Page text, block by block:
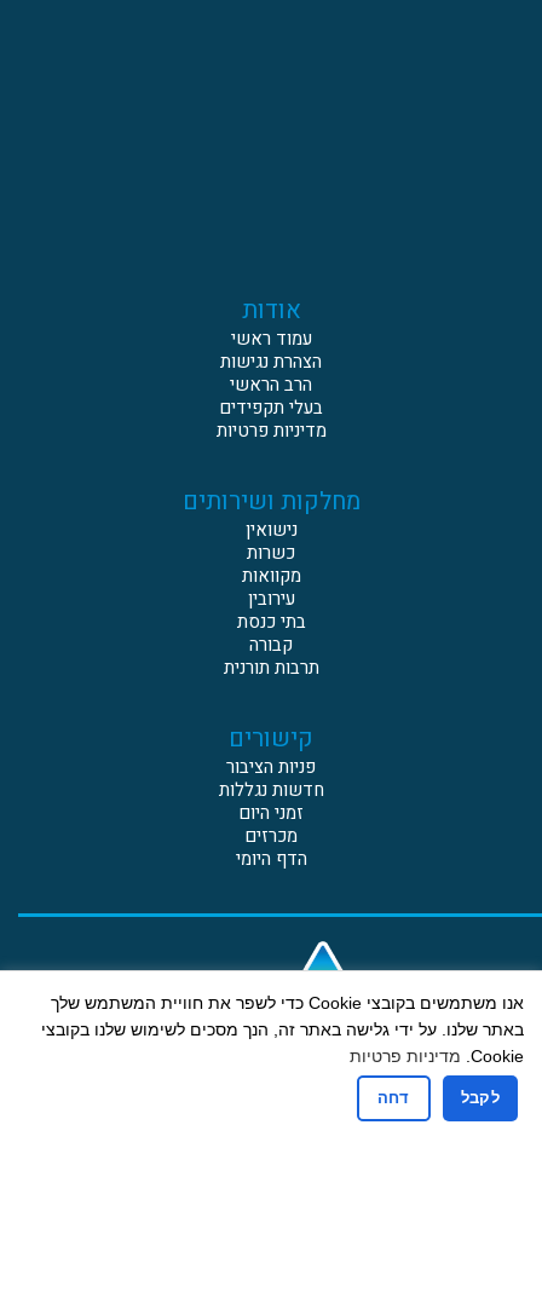
אודות
עמוד ראשי
הצהרת נגישות
הרב הראשי
בעלי תקפידים
מדיניות פרטיות
מחלקות ושירותים
נישואין
כשרות
מקוואות
עירובין
בתי כנסת
קבורה
תרבות תורנית
קישורים
פניות הציבור
חדשות נגללות
זמני היום
מכרזים
הדף היומי
אנו משתמשים בקובצי Cookie כדי לשפר את חוויית המשתמש שלך
באתר שלנו. על ידי גלישה באתר זה, הנך מסכים לשימוש שלנו בקובצי
Cookie. מדיניות פרטיות
לקבל דחה